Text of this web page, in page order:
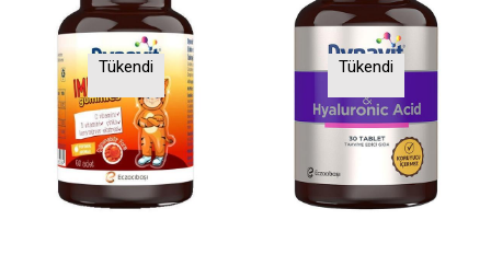
Tükendi Tükendi